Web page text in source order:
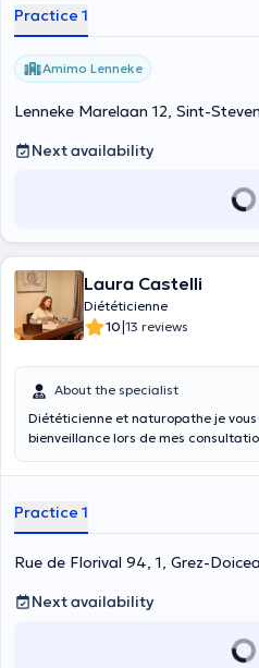
Practice 1
Amimo Lenneke
Lenneke Marelaan 12, Sint-
Next availability
Laura Castelli
Diététicienne
10|13 reviews
About the specialist
Diététicienne et naturopathe je
bienveillance lors de mes
Practice 1
Rue de Florival 94, 1, Grez-
Next availability